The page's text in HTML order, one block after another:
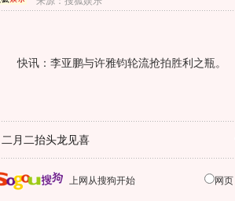
快讯：李亚鹏与许雅钧轮流抢拍胜利之瓶。
二月二抬头龙见喜
上网从搜狗开始 网页